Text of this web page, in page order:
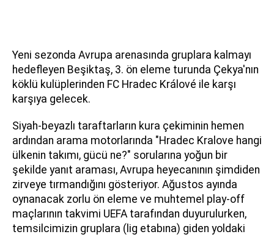
Yeni sezonda Avrupa arenasında gruplara kalmayı
hedefleyen Beşiktaş, 3. ön eleme turunda Çekya'nın
köklü kulüplerinden FC Hradec Králové ile karşı
karşıya gelecek.
Siyah-beyazlı taraftarların kura çekiminin hemen
ardından arama motorlarında "Hradec Kralove hangi
ülkenin takımı, gücü ne?" sorularına yoğun bir
şekilde yanıt araması, Avrupa heyecanının şimdiden
zirveye tırmandığını gösteriyor. Ağustos ayında
oynanacak zorlu ön eleme ve muhtemel play-off
maçlarının takvimi UEFA tarafından duyurulurken,
temsilcimizin gruplara (lig etabına) giden yoldaki